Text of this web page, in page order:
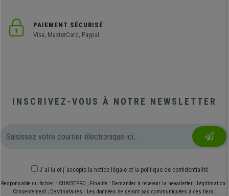
PAIEMENT SÉCURISÉ
Visa, MasterCard, Paypal
INSCRIVEZ-VOUS À NOTRE NEWSLETTER
J´ai lu et j´accepte la notice légale et la politique de confidentialité
Responsable du fichier : CHAISEPRO ; Finalité : Demander à recevoir la newsletter ; Légitimation :
Consentement ; Destinataires : Les données ne seront pas communiquées à des tiers ;